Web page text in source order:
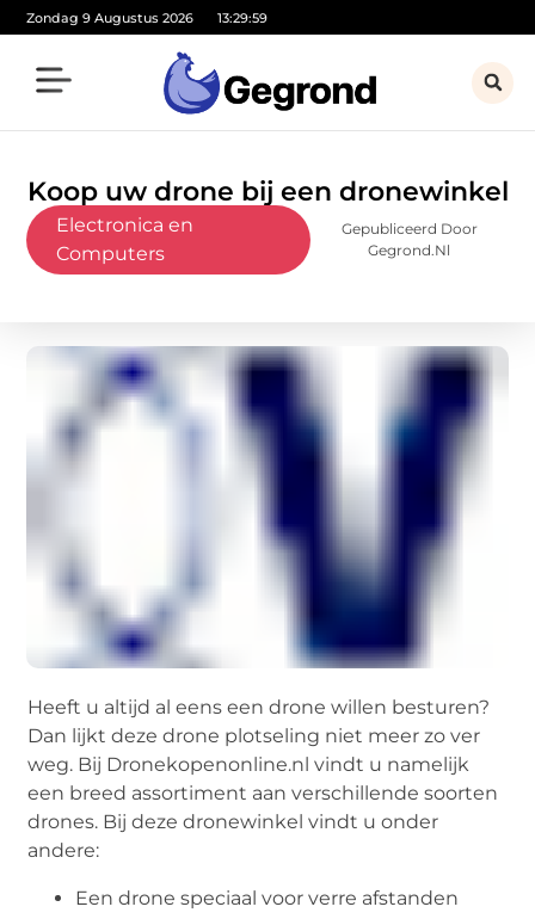
Zondag 9 Augustus 2026 13:30:01
Koop uw drone bij een dronewinkel
Electronica en
Computers
Gepubliceerd Door
Gegrond.nl
Heeft u altijd al eens een drone willen besturen?
Dan lijkt deze drone plotseling niet meer zo ver
weg. Bij Dronekopenonline.nl vindt u namelijk
een breed assortiment aan verschillende soorten
drones. Bij deze dronewinkel vindt u onder
andere:
Een drone speciaal voor verre afstanden